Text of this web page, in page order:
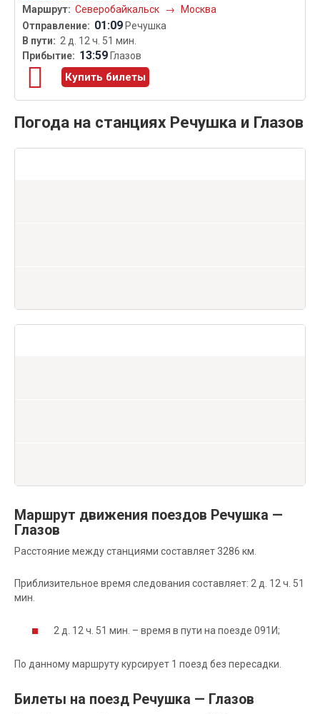
Северобайкальск
→ Москва
01:09 Речушка
2 д. 12 ч. 51 мин.
13:59 Глазов
Купить билеты
Погода на станциях Речушка и Глазов
Маршрут движения поездов Речушка —
Глазов
Расстояние между станциями составляет 3286 км.
Приблизительное время следования составляет: 2 д. 12 ч. 51
мин.
2 д. 12 ч. 51 мин. – время в пути на поезде 091И;
По данному маршруту курсирует 1 поезд без пересадки.
Билеты на поезд Речушка — Глазов